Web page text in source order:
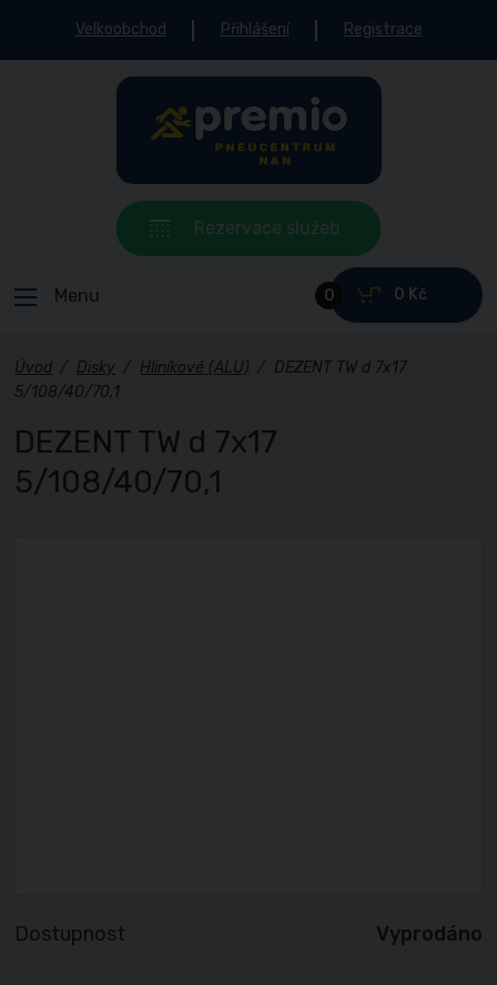
Velkoobchod Přihlášení Registrace
0 0 Kč
Menu
Rezervace služeb
Úvod / Disky / Hliníkové (ALU) / DEZENT TW d 7x17
5/108/40/70,1
DEZENT TW d 7x17
5/108/40/70,1
Dostupnost Vyprodáno